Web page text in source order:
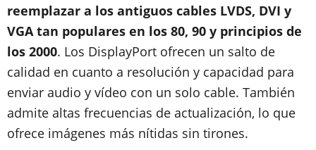
reemplazar a los antiguos cables LVDS, DVI y
VGA tan populares en los 80, 90 y principios de
los 2000. Los DisplayPort ofrecen un salto de
calidad en cuanto a resolución y capacidad para
enviar audio y vídeo con un solo cable. También
admite altas frecuencias de actualización, lo que
ofrece imágenes más nítidas sin tirones.